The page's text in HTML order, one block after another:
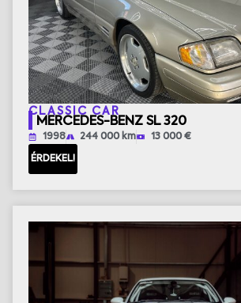
CLASSIC CAR
MERCEDES-BENZ SL 320
1998 244 000 km 13 000 €
ÉRDEKEL!